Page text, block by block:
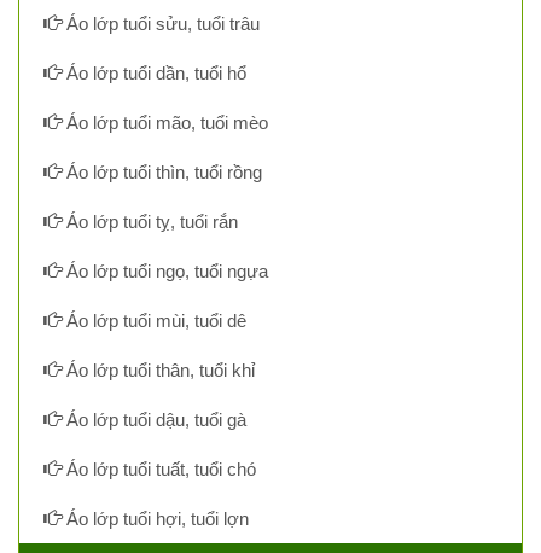
Áo lớp tuổi sửu, tuổi trâu
Áo lớp tuổi dần, tuổi hổ
Áo lớp tuổi mão, tuổi mèo
Áo lớp tuổi thìn, tuổi rồng
Áo lớp tuổi tỵ, tuổi rắn
Áo lớp tuổi ngọ, tuổi ngựa
Áo lớp tuổi mùi, tuổi dê
Áo lớp tuổi thân, tuổi khỉ
Áo lớp tuổi dậu, tuổi gà
Áo lớp tuổi tuất, tuổi chó
Áo lớp tuổi hợi, tuổi lợn